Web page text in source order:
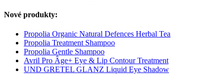
Nové produkty:
Propolia Organic Natural Defences Herbal Tea
Propolia Treatment Shampoo
Propolia Gentle Shampoo
Avril Pro Âge+ Eye & Lip Contour Treatment
UND GRETEL GLANZ Liquid Eye Shadow